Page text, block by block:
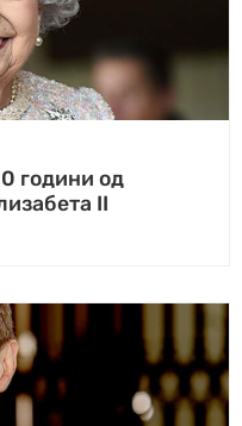
години од
II